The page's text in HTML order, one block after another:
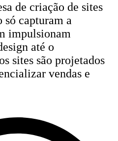
de criação de sites
só capturam a
impulsionam
até o
sites são projetados
vendas e